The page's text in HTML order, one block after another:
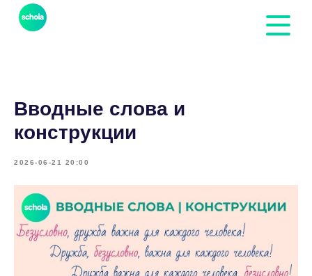
Вводные слова и
конструкции
2026-06-21 20:00